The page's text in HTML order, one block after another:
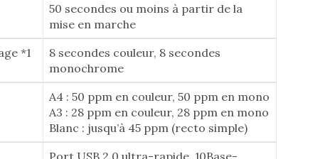
50 secondes ou moins à partir de la
mise en marche
*1
8 secondes couleur, 8 secondes
monochrome
A4 : 50 ppm en couleur, 50 ppm en mono
A3 : 28 ppm en couleur, 28 ppm en mono
Blanc : jusqu’à 45 ppm (recto simple)
Port USB 2.0 ultra-rapide, 10Base-